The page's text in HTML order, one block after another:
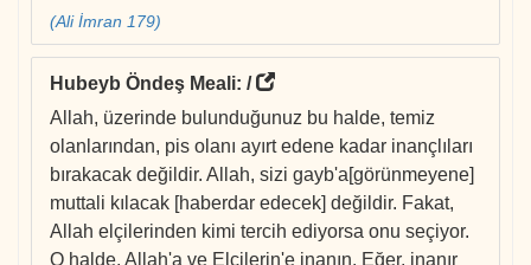
(Ali İmran 179)
Hubeyb Öndeş Meali: /
Allah, üzerinde bulunduğunuz bu halde, temiz
olanlarından, pis olanı ayırt edene kadar inançlıları
bırakacak değildir. Allah, sizi gayb'a[görünmeyene]
muttali kılacak [haberdar edecek] değildir. Fakat,
Allah elçilerinden kimi tercih ediyorsa onu seçiyor.
O halde, Allah'a ve Elçilerin'e inanın. Eğer, inanır